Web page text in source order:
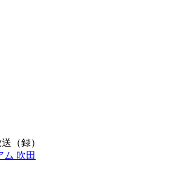
（録）
ム 吹田